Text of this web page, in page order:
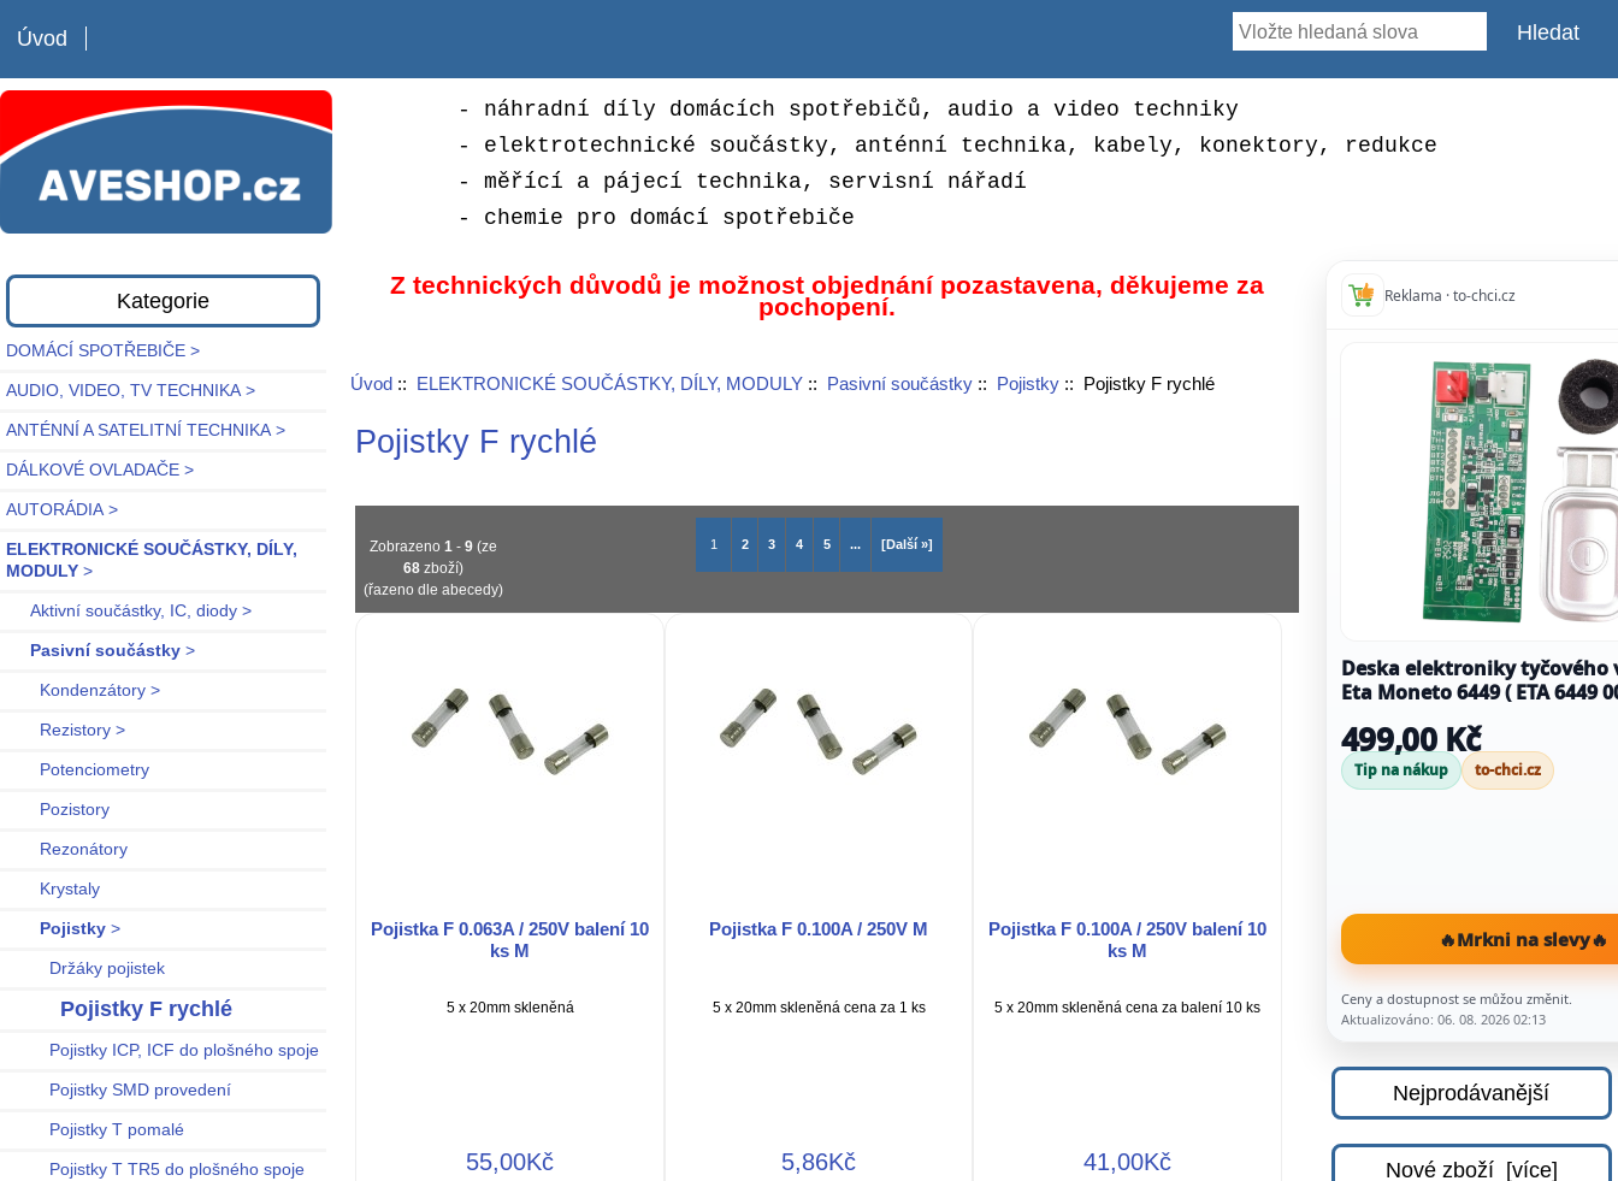
Úvod
- náhradní díly domácích spotřebičů, audio a video techniky
- elektrotechnické součástky, anténní technika, kabely, konektory, redukce
- měřící a pájecí technika, servisní nářadí
- chemie pro domácí spotřebiče
Kategorie
DOMÁCÍ SPOTŘEBIČE >
AUDIO, VIDEO, TV TECHNIKA >
ANTÉNNÍ A SATELITNÍ TECHNIKA >
DÁLKOVÉ OVLADAČE >
AUTORÁDIA >
ELEKTRONICKÉ SOUČÁSTKY, DÍLY,
MODULY >
Aktivní součástky, IC, diody >
Pasivní součástky >
Kondenzátory >
Rezistory >
Potenciometry
Pozistory
Rezonátory
Krystaly
Pojistky >
Držáky pojistek
Pojistky F rychlé
Pojistky ICP, ICF do plošného spoje
Pojistky SMD provedení
Pojistky T pomalé
Pojistky T TR5 do plošného spoje
Z technických důvodů je možnost objednání pozastavena, děkujeme za
pochopení.
Úvod:: ELEKTRONICKÉ SOUČÁSTKY, DÍLY, MODULY:: Pasivní součástky:: Pojistky:: Pojistky F rychlé
Pojistky F rychlé
1 2 3 4 5 ... [Další »]
Zobrazeno1 -9 (ze
68 zboží)
(řazeno dle abecedy)
Pojistka F 0.063A / 250V balení 10
ks M
5 x 20mm skleněná
55,00Kč
Pojistka F 0.100A / 250V M
5 x 20mm skleněná cena za 1 ks
5,86Kč
Pojistka F 0.100A / 250V balení 10
ks M
5 x 20mm skleněná cena za balení 10 ks
41,00Kč
Reklama · to-chci.cz
Deska elektroniky tyčového
Eta Moneto 6449 ( ETA 6449
499,00 Kč
Tip na nákup to-chci.cz
🔥Mrkni na slevy🔥
Ceny a dostupnost se můžou změnit.
Aktualizováno: 06. 08. 2026 02:13
Nejprodávanější
Nové zboží [více]